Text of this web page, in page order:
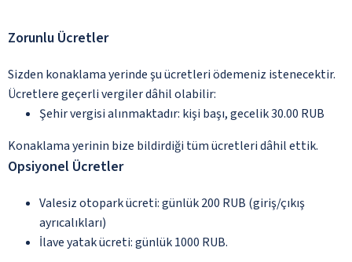
Zorunlu Ücretler
Sizden konaklama yerinde şu ücretleri ödemeniz istenecektir.
Ücretlere geçerli vergiler dâhil olabilir:
Şehir vergisi alınmaktadır: kişi başı, gecelik 30.00 RUB
Konaklama yerinin bize bildirdiği tüm ücretleri dâhil ettik.
Opsiyonel Ücretler
Valesiz otopark ücreti: günlük 200 RUB (giriş/çıkış
ayrıcalıkları)
İlave yatak ücreti: günlük 1000 RUB.